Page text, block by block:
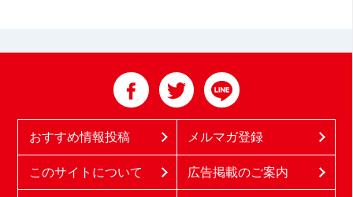
おすすめ情報投稿 メルマガ登録
このサイトについて 広告掲載のご案内